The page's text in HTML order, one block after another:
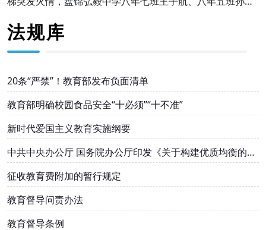
出，熟练使用灭火器果断处置，成功将火情扑灭
法规库
20条“严禁”！教育部发布负面清单
教育部明确校园食品安全“十必须”“十不准”
新时代爱国主义教育实施纲要
中共中央办公厅 国务院办公厅印发《关于构建优质均衡的基
本公共教育服务体系的意见》
征收教育费附加的暂行规定
教育督导问责办法
教育督导条例